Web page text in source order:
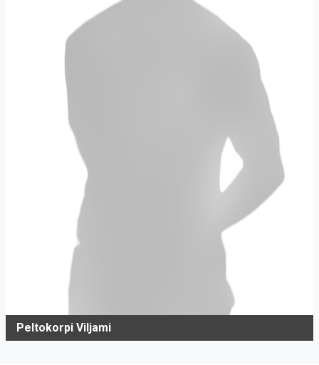
Peltokorpi Viljami